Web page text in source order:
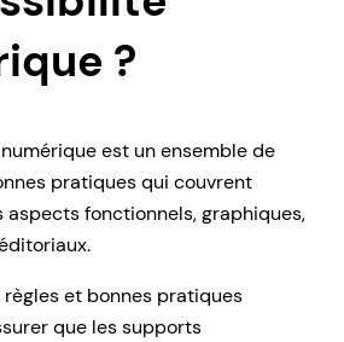
?
est un ensemble de
pratiques qui couvrent
aspects fonctionnels, graphiques,
règles et bonnes pratiques
que les supports